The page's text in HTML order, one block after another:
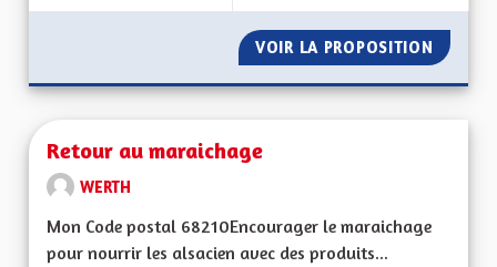
VOIR LA PROPOSITION
Retour au maraichage
WERTH
Mon Code postal 68210Encourager le maraichage
pour nourrir les alsacien avec des produits...